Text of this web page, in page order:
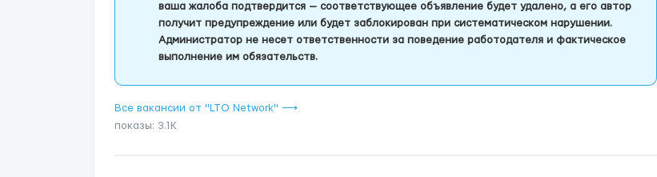
ваша жалоба подтвердится — соответствующее объявление будет удалено, а его автор
получит предупреждение или будет заблокирован при систематическом нарушении.
Администратор не несет ответственности за поведение работодателя и фактическое
выполнение им обязательств.
Все вакансии от "LTO Network" ⟶
показы: 3.1K